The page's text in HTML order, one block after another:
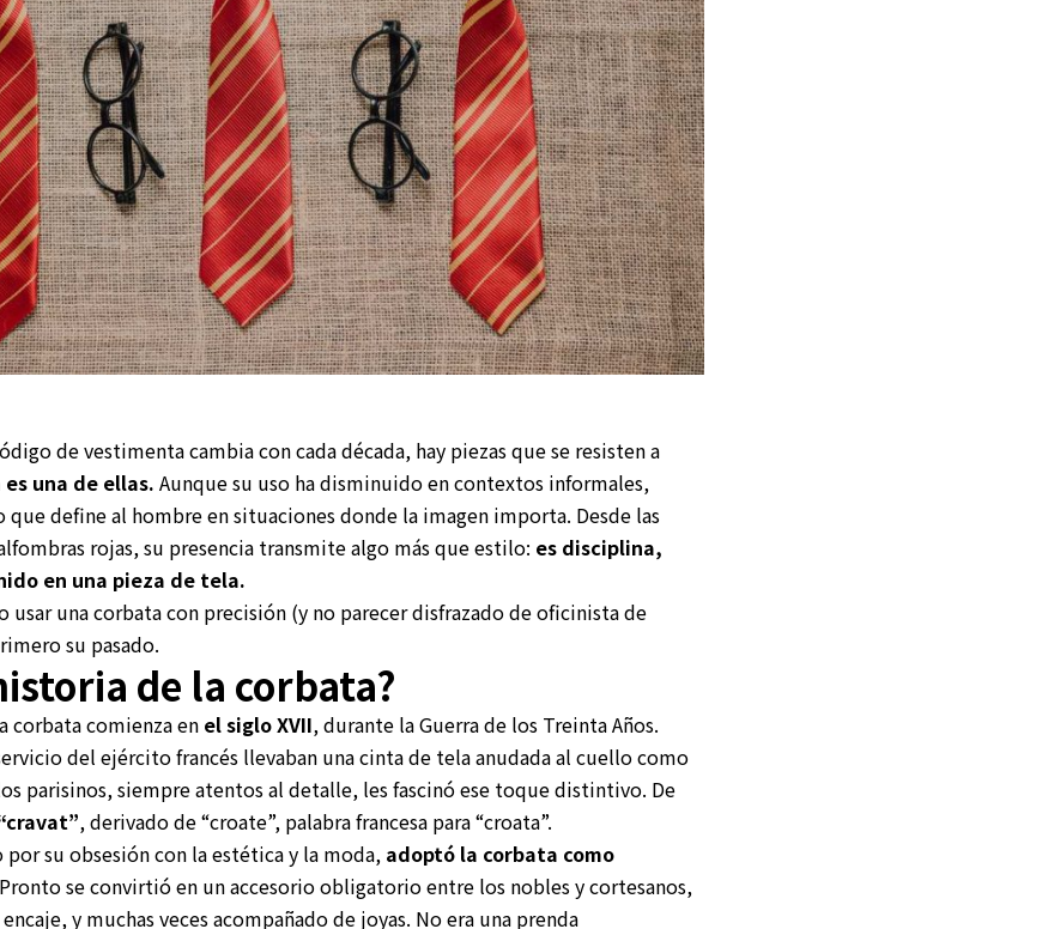
de vestimenta cambia con cada década, hay piezas que se resisten a
una de ellas. Aunque su uso ha disminuido en contextos informales,
que define al hombre en situaciones donde la imagen importa. Desde las
rojas, su presencia transmite algo más que estilo: es disciplina,
en una pieza de tela.
usar una corbata con precisión (y no parecer disfrazado de oficinista de
su pasado.
de la corbata?
corbata comienza en el siglo XVII, durante la Guerra de los Treinta Años.
del ejército francés llevaban una cinta de tela anudada al cuello como
parisinos, siempre atentos al detalle, les fascinó ese toque distintivo. De
, derivado de “croate”, palabra francesa para “croata”.
por su obsesión con la estética y la moda, adoptó la corbata como
se convirtió en un accesorio obligatorio entre los nobles y cortesanos,
y muchas veces acompañado de joyas. No era una prenda